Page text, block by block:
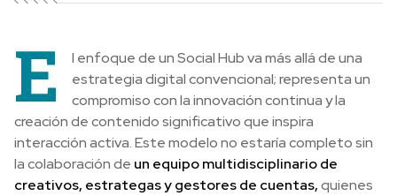
E
l enfoque de un Social Hub va más allá de una
estrategia digital convencional; representa un
compromiso con la innovación continua y la
creación de contenido significativo que inspira
interacción activa. Este modelo no estaría completo sin
la colaboración de un equipo multidisciplinario de
creativos, estrategas y gestores de cuentas,quienes